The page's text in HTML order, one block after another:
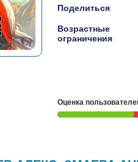
Поделиться
Возрастные
ограничения
Оценка